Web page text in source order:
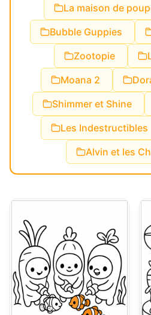
La maison de
Bubble Guppies
Zootopie
Moana 2
Shimmer et Shine
Les Indestructibles
Alvin et les